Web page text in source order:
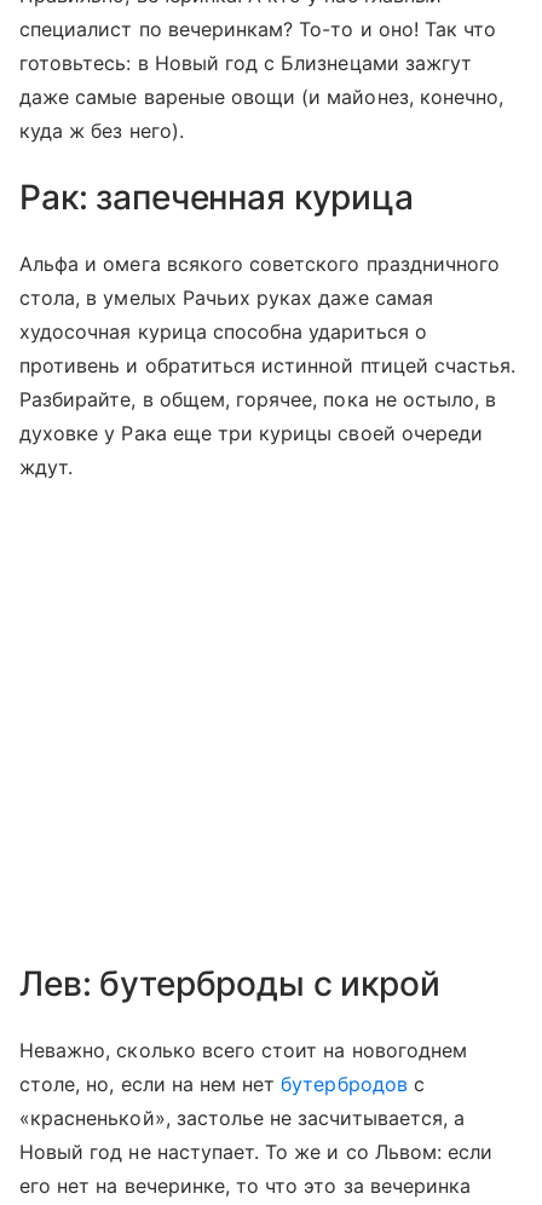
специалист по вечеринкам? То-то и оно! Так что
готовьтесь: в Новый год с Близнецами зажгут
даже самые вареные овощи (и майонез, конечно,
куда ж без него).
Рак: запеченная курица
Альфа и омега всякого советского праздничного
стола, в умелых Рачьих руках даже самая
худосочная курица способна удариться о
противень и обратиться истинной птицей счастья.
Разбирайте, в общем, горячее, пока не остыло, в
духовке у Рака еще три курицы своей очереди
ждут.
Лев: бутерброды с икрой
Неважно, сколько всего стоит на новогоднем
столе, но, если на нем нетбутербродовс
«красненькой», застолье не засчитывается, а
Новый год не наступает. То же и со Львом: если
его нет на вечеринке, то что это за вечеринка